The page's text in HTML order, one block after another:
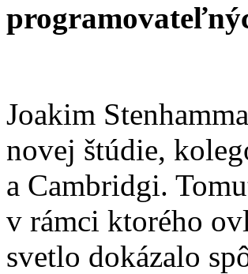
Joakim
novej štúdie,
a Cambridgi.
v rámci ktorého
svetlo dokázalo